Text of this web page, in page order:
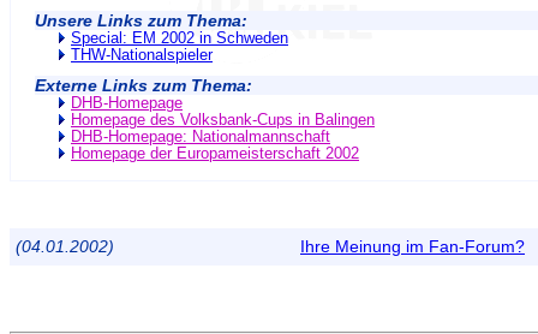
Unsere Links zum Thema:
Special: EM 2002 in Schweden
THW-Nationalspieler
Externe Links zum Thema:
DHB-Homepage
Homepage des Volksbank-Cups in Balingen
DHB-Homepage: Nationalmannschaft
Homepage der Europameisterschaft 2002
(04.01.2002) Ihre Meinung im Fan-Forum?